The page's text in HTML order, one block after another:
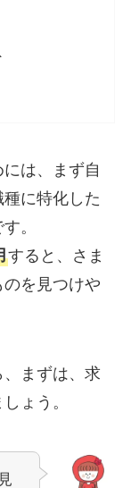
は、まず自
に特化した
。
すると、さま
を見つけや
まずは、求
ょう。